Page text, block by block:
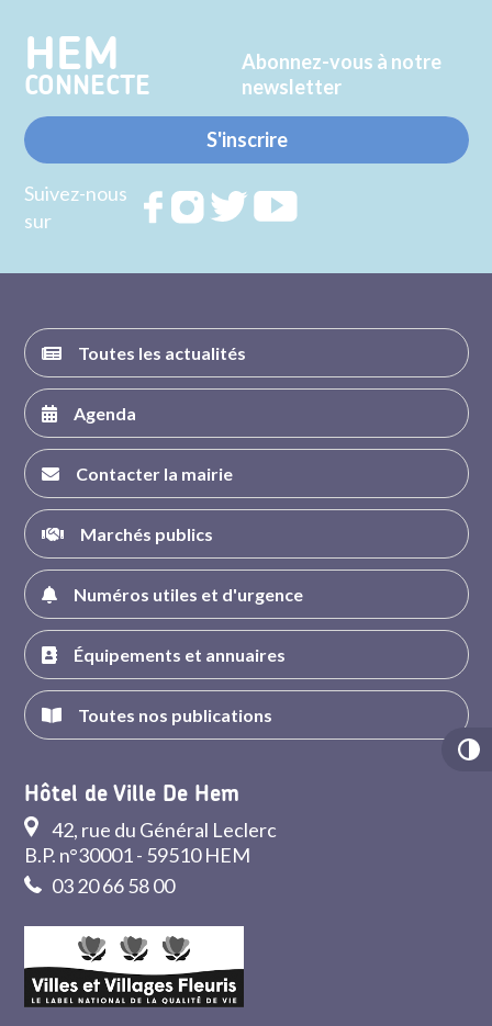
HEM
CONNECTE
Abonnez-vous à notre
newsletter
S'inscrire
Suivez-nous
sur
RejoignezRejoignezRejoignez
Toutes les actualités
Agenda
Contacter la mairie
Marchés publics
Numéros utiles et d'urgence
Équipements et annuaires
Toutes nos publications
Hôtel de Ville De Hem
42, rue du Général Leclerc
B.P. n°30001 - 59510 HEM
03 20 66 58 00